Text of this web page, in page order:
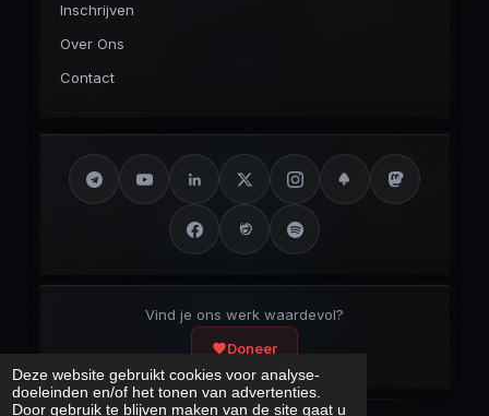
Deze website gebruikt cookies voor analyse-
doeleinden en/of het tonen van advertenties.
Door gebruik te blijven maken van de site gaat u
Inschrijven
Over Ons
Contact
Vind je ons werk waardevol?
Doneer